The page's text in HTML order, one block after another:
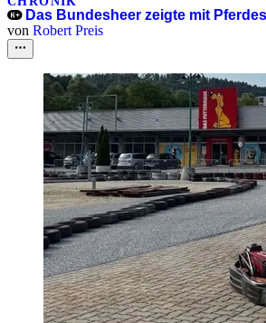
Das Bundesheer zeigte mit
von Robert Preis